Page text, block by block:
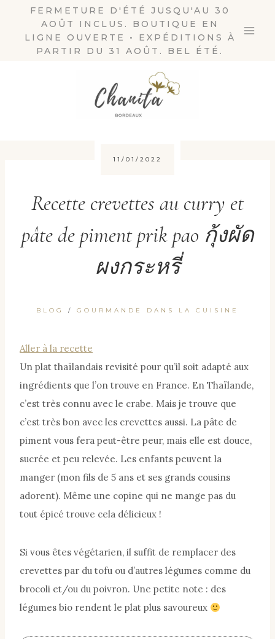
FERMETURE D'ÉTÉ JUSQU'AU 30
AOÛT INCLUS. BOUTIQUE EN
LIGNE OUVERTE • EXPÉDITIONS À
PARTIR DU 31 AOÛT. BEL ÉTÉ.
11/01/2022
Recette crevettes au curry et
pâte de piment prik pao กุ้งผัด
ผงกระหรี่
BLOG / GOURMANDE DANS LA CUISINE
Aller à la recette
Un plat thaïlandais revisité pour qu’il soit adapté aux
ingrédients que l’on trouve en France. En Thaïlande,
c’est très connu avec le crabe. Mais je trouve que
c’est très bon avec les crevettes aussi. La pâte de
piment vous fera peut-être peur, mais elle est douce,
sucrée et peu relevée. Les enfants peuvent la
manger (mon fils de 5 ans et ses grands cousins
adorent). Même une copine qui ne mange pas du
tout épicé trouve cela délicieux !
Si vous êtes végétarien, il suffit de remplacer des
crevettes par du tofu ou d’autres légumes comme du
brocoli et/ou du poivron. Une petite note : des
légumes bio rendent le plat plus savoureux